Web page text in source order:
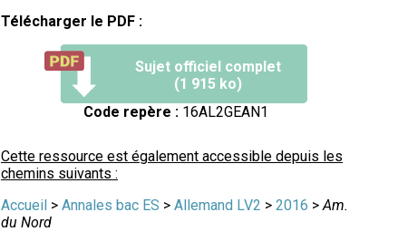
Télécharger le PDF :
Sujet officiel complet
(1 915 ko)
Code repère : 16AL2GEAN1
Cette ressource est également accessible depuis les
chemins suivants :
Accueil > Annales bac ES > Allemand LV2 > 2016 >Am.
du Nord